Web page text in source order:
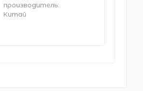
производитель:
Китай